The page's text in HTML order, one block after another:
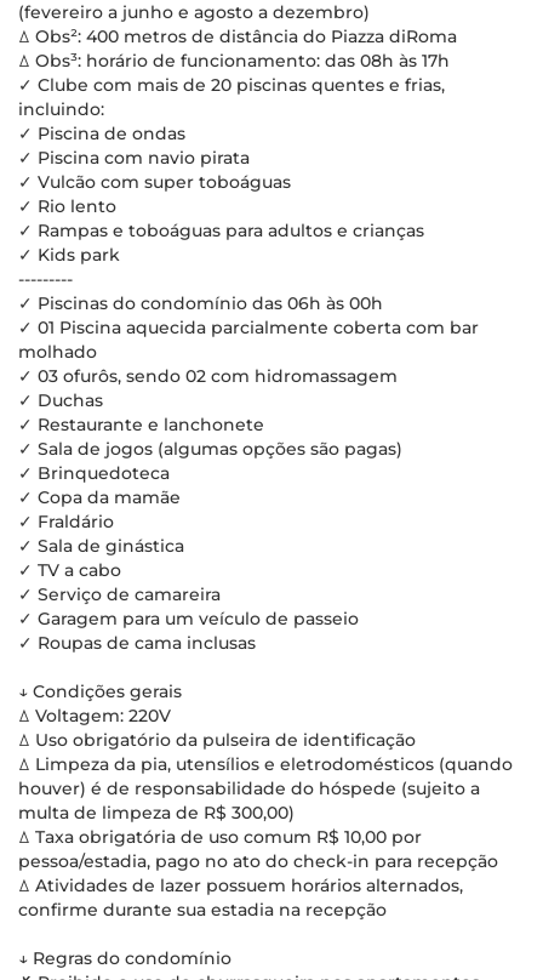
(fevereiro a junho e agosto a dezembro)
ꕔ Obs²: 400 metros de distância do Piazza diRoma
ꕔ Obs³: horário de funcionamento: das 08h às 17h
✓ Clube com mais de 20 piscinas quentes e frias,
incluindo:
✓ Piscina de ondas
✓ Piscina com navio pirata
✓ Vulcão com super toboáguas
✓ Rio lento
✓ Rampas e toboáguas para adultos e crianças
✓ Kids park
---------
✓ Piscinas do condomínio das 06h às 00h
✓ 01 Piscina aquecida parcialmente coberta com bar
molhado
✓ 03 ofurôs, sendo 02 com hidromassagem
✓ Duchas
✓ Restaurante e lanchonete
✓ Sala de jogos (algumas opções são pagas)
✓ Brinquedoteca
✓ Copa da mamãe
✓ Fraldário
✓ Sala de ginástica
✓ TV a cabo
✓ Serviço de camareira
✓ Garagem para um veículo de passeio
✓ Roupas de cama inclusas
↓ Condições gerais
ꕔ Voltagem: 220V
ꕔ Uso obrigatório da pulseira de identificação
ꕔ Limpeza da pia, utensílios e eletrodomésticos (quando
houver) é de responsabilidade do hóspede (sujeito a
multa de limpeza de R$ 300,00)
ꕔ Taxa obrigatória de uso comum R$ 10,00 por
pessoa/estadia, pago no ato do check-in para recepção
ꕔ Atividades de lazer possuem horários alternados,
confirme durante sua estadia na recepção
↓ Regras do condomínio